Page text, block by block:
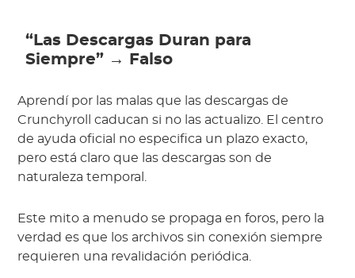
“Las Descargas Duran para
Siempre” → Falso
Aprendí por las malas que las descargas de
Crunchyroll caducan si no las actualizo. El centro
de ayuda oficial no especifica un plazo exacto,
pero está claro que las descargas son de
naturaleza temporal.
Este mito a menudo se propaga en foros, pero la
verdad es que los archivos sin conexión siempre
requieren una revalidación periódica.